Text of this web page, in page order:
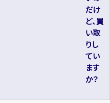
だけ
ど、買
い取
りし
てい
ます
か？